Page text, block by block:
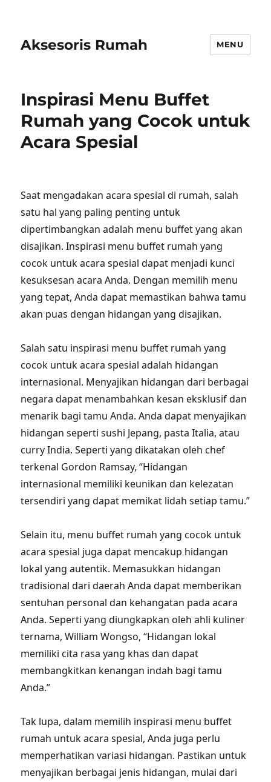
Aksesoris Rumah MENU
Inspirasi Menu Buffet
Rumah yang Cocok untuk
Acara Spesial
Saat mengadakan acara spesial di rumah, salah
satu hal yang paling penting untuk
dipertimbangkan adalah menu buffet yang akan
disajikan. Inspirasi menu buffet rumah yang
cocok untuk acara spesial dapat menjadi kunci
kesuksesan acara Anda. Dengan memilih menu
yang tepat, Anda dapat memastikan bahwa tamu
akan puas dengan hidangan yang disajikan.
Salah satu inspirasi menu buffet rumah yang
cocok untuk acara spesial adalah hidangan
internasional. Menyajikan hidangan dari berbagai
negara dapat menambahkan kesan eksklusif dan
menarik bagi tamu Anda. Anda dapat menyajikan
hidangan seperti sushi Jepang, pasta Italia, atau
curry India. Seperti yang dikatakan oleh chef
terkenal Gordon Ramsay, “Hidangan
internasional memiliki keunikan dan kelezatan
tersendiri yang dapat memikat lidah setiap tamu.”
Selain itu, menu buffet rumah yang cocok untuk
acara spesial juga dapat mencakup hidangan
lokal yang autentik. Memasukkan hidangan
tradisional dari daerah Anda dapat memberikan
sentuhan personal dan kehangatan pada acara
Anda. Seperti yang diungkapkan oleh ahli kuliner
ternama, William Wongso, “Hidangan lokal
memiliki cita rasa yang khas dan dapat
membangkitkan kenangan indah bagi tamu
Anda.”
Tak lupa, dalam memilih inspirasi menu buffet
rumah untuk acara spesial, Anda juga perlu
memperhatikan variasi hidangan. Pastikan untuk
menyajikan berbagai jenis hidangan, mulai dari